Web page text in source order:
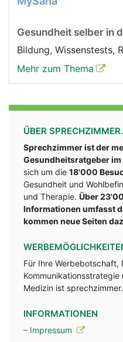
Gesundheit selber in
Bildung, Wissenstests,
Mehr zum Thema
ÜBER
Sprechzimmer ist der
Gesundheitsratgeber
sich um die 18'000
Gesundheit und
und Therapie. Über
Informationen umfasst
kommen neue Seiten
Für Ihre Werbebotschaft,
Medizin ist
INFORMATIONEN
– Impressum